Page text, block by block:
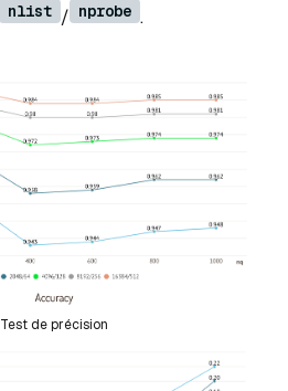
nlist / nprobe .
Test de précision